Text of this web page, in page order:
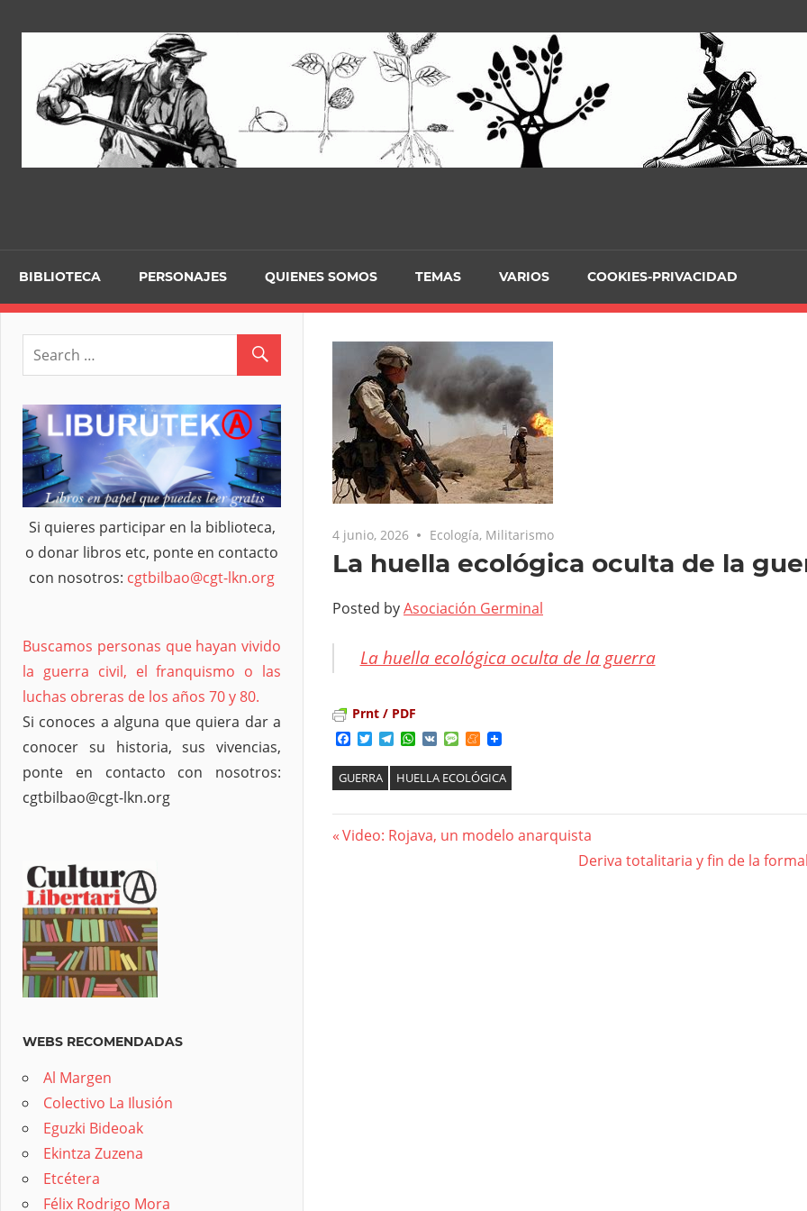
BIBLIOTECA PERSONAJES QUIENES SOMOS TEMAS VARIOS COOKIES-PRIVACIDAD
4 junio, 2026 Ecología, Militarismo
La huella ecológica oculta de la
Posted byAsociación Germinal
La huella ecológica oculta de la guerra
Prnt / PDF
Facebook
TwitterTelegram
WhatsApp
VK MessageMeneame
GUERRA HUELLA ECOLÓGICA
Previous
Video: Rojava, un modelo anarquista
Next
Deriva totalitaria y fin de la
Si quieres participar en la biblioteca,
o donar libros etc, ponte en contacto
con nosotros: cgtbilbao@cgt-lkn.org
Buscamos personas que hayan vivido
la guerra civil, el franquismo o las
luchas obreras de los años 70 y 80.
Si conoces a alguna que quiera dar a
conocer su historia, sus vivencias,
ponte en contacto con nosotros:
cgtbilbao@cgt-lkn.org
WEBS RECOMENDADAS
Al Margen
Colectivo La Ilusión
Eguzki Bideoak
Ekintza Zuzena
Etcétera
Félix Rodrigo Mora